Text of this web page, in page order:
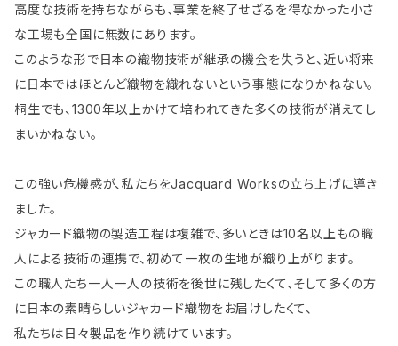
高度な技術を持ちながらも、事業を終了せざるを得なかった小さ
な工場も全国に無数にあります。
このような形で日本の織物技術が継承の機会を失うと、近い将来
に日本ではほとんど織物を織れないという事態になりかねない。
桐生でも、1300年以上かけて培われてきた多くの技術が消えてし
まいかねない。
この強い危機感が、私たちをJacquard Worksの立ち上げに導き
ました。
ジャカード織物の製造工程は複雑で、多いときは10名以上もの職
人による技術の連携で、初めて一枚の生地が織り上がります。
この職人たち一人一人の技術を後世に残したくて、そして多くの方
に日本の素晴らしいジャカード織物をお届けしたくて、
私たちは日々製品を作り続けています。